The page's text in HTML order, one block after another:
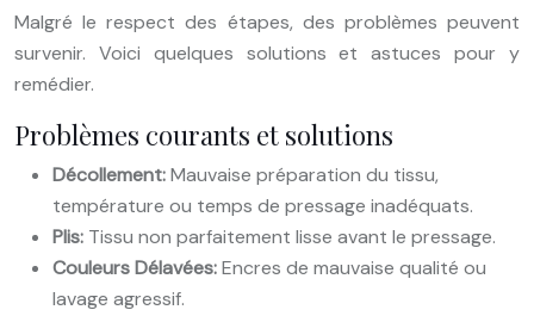
Malgré le respect des étapes, des problèmes peuvent
survenir. Voici quelques solutions et astuces pour y
remédier.
Problèmes courants et solutions
Décollement:Mauvaise préparation du tissu,
température ou temps de pressage inadéquats.
Plis: Tissu non parfaitement lisse avant le pressage.
Couleurs Délavées:Encres de mauvaise qualité ou
lavage agressif.